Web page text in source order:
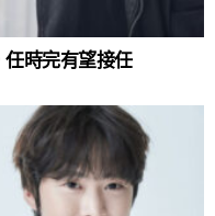
時完有望接任